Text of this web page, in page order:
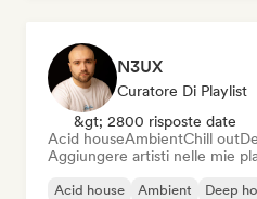
N3UX
Curatore Di Playlist
&gt; 2800 risposte date
Acid houseAmbientChill out
Aggiungere artisti nelle mie
Acid house Ambient Deep